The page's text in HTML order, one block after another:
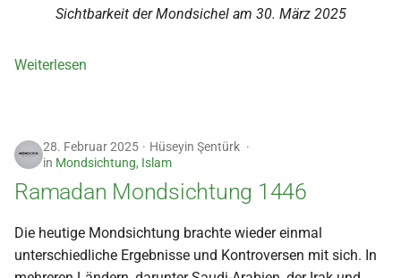
Sichtbarkeit der Mondsichel am 30. März 2025
Weiterlesen
28. Februar 2025
Hüseyin Şentürk
in Mondsichtung, Islam
Ramadan Mondsichtung 1446
Die heutige Mondsichtung brachte wieder einmal
unterschiedliche Ergebnisse und Kontroversen mit sich. In